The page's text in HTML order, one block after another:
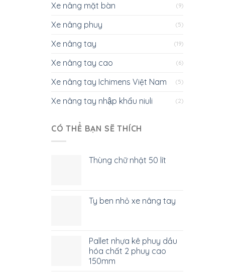
Xe nâng mặt bàn (9)
Xe nâng phuy (5)
Xe nâng tay (19)
Xe nâng tay cao (6)
Xe nâng tay Ichimens Việt Nam (5)
Xe nâng tay nhập khẩu niuli (2)
CÓ THỂ BẠN SẼ THÍCH
Thùng chữ nhật 50 lít
Ty ben nhỏ xe nâng tay
Pallet nhựa kê phuy dầu
hóa chất 2 phuy cao
150mm